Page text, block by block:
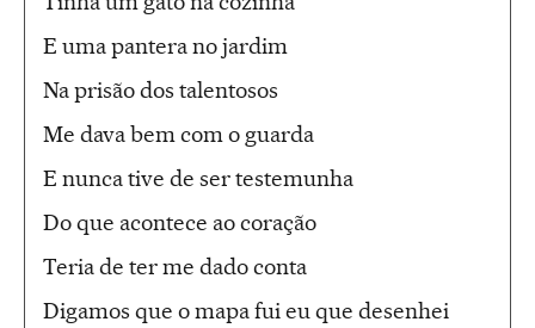
E uma pantera no jardim
Na prisão dos talentosos
Me dava bem com o guarda
E nunca tive de ser testemunha
Do que acontece ao coração
Teria de ter me dado conta
Digamos que o mapa fui eu que desenhei